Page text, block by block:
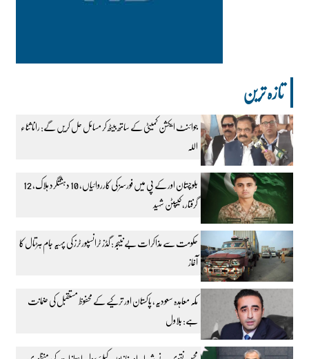
تازہ ترین
جوائنٹ ایکشن کمیٹی کے ساتھ بیٹھ کر مسائل حل کریں گے: رانا ثناء
اللہ
بلوچستان اور کے پی میں فورسز کی کارروائیاں، 10 دہشتگرد ہلاک، 12
گرفتار، کیپٹن شہید
حکومت سے مذاکرات بے نتیجہ: گڈز ٹرانسپورٹرز کی پہیہ جام ہڑتال کا
آغاز
مکہ معاہدہ سعودیہ، پاکستان اور ترکیے کے محفوظ مستقبل کی ضمانت
ہے: بلاول